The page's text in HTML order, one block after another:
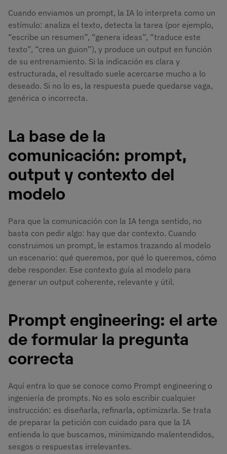
Cuando enviamos un prompt, la IA lo interpreta como un
estímulo: analiza el texto, detecta la tarea (por ejemplo,
“escribe un resumen”, “genera ideas”, “traduce este
texto”, “crea un guion”), y produce un output en función
de su entrenamiento. Si la indicación es clara y
estructurada, el resultado suele acercarse mucho a lo
deseado. Si no lo es, la respuesta puede quedarse vaga,
genérica o incorrecta.
La base de la
comunicación: prompt,
output y contexto del
modelo
Para que la comunicación con la IA tenga sentido, no
basta con pedir algo: hay que dar contexto. Cuando
construimos un prompt, le estamos trazando al modelo
un escenario: qué queremos, por qué lo queremos, cómo
debe responder. Ese contexto guía al modelo para
generar un output coherente, relevante y útil.
Prompt engineering: el arte
de formular la pregunta
correcta
Aquí entra lo que se conoce como Prompt engineering o
ingeniería de prompts. No es solo escribir cualquier
instrucción: es diseñarla, refinarla, optimizarla. Se trata
de preparar la petición con cuidado para que la IA
entienda lo que buscamos, minimizando malentendidos,
sesgos o respuestas irrelevantes.